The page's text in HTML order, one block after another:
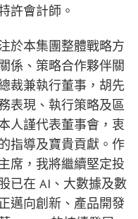
許會計師。
於本集團整體戰略方
係、策略合作夥伴關
裁兼執行董事，胡先
表現、執行策略及區
人謹代表董事會，衷
指導及寶貴貢獻。作
席，我將繼續堅定投
已在 AI、大數據及數
邁向創新、產品開發